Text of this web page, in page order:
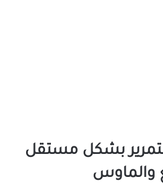
بشكل مستقل
والماوس